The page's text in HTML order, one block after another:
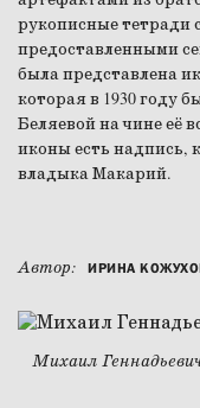
рукописные тетради
предоставленными
была представлена
которая в 1930 году
Беляевой на чине её
иконы есть надпись,
владыка Макарий.
Автор: ИРИНА
Михаил